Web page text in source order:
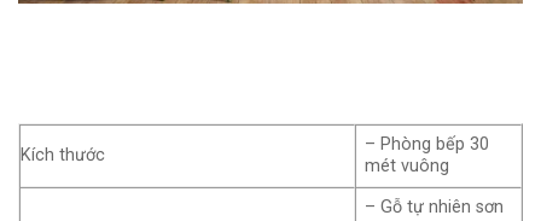
Kích thước
– Phòng bếp 30
mét vuông
– Gỗ tự nhiên sơn